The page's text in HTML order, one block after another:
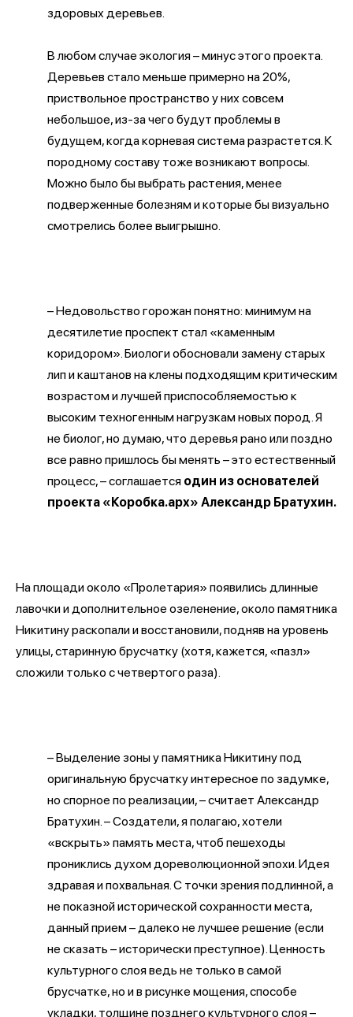
здоровых деревьев.
В любом случае экология – минус этого проекта.
Деревьев стало меньше примерно на 20%,
приствольное пространство у них совсем
небольшое, из-за чего будут проблемы в
будущем, когда корневая система разрастется. К
породному составу тоже возникают вопросы.
Можно было бы выбрать растения, менее
подверженные болезням и которые бы визуально
смотрелись более выигрышно.
– Недовольство горожан понятно: минимум на
десятилетие проспект стал «каменным
коридором». Биологи обосновали замену старых
лип и каштанов на клены подходящим критическим
возрастом и лучшей приспособляемостью к
высоким техногенным нагрузкам новых пород. Я
не биолог, но думаю, что деревья рано или поздно
все равно пришлось бы менять – это естественный
процесс, – соглашается один из основателей
проекта «Коробка.арх» Александр Братухин.
На площади около «Пролетария» появились длинные
лавочки и дополнительное озеленение, около памятника
Никитину раскопали и восстановили, подняв на уровень
улицы, старинную брусчатку (хотя, кажется, «пазл»
сложили только с четвертого раза).
– Выделение зоны у памятника Никитину под
оригинальную брусчатку интересное по задумке,
но спорное по реализации, – считает Александр
Братухин. – Создатели, я полагаю, хотели
«вскрыть» память места, чтоб пешеходы
прониклись духом дореволюционной эпохи. Идея
здравая и похвальная. С точки зрения подлинной, а
не показной исторической сохранности места,
данный прием – далеко не лучшее решение (если
не сказать – исторически преступное). Ценность
культурного слоя ведь не только в самой
брусчатке, но и в рисунке мощения, способе
укладки, толщине позднего культурного слоя –